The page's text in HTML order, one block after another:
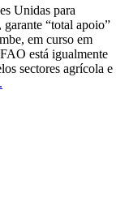
Unidas para
“total apoio”
em curso em
está igualmente
sectores agrícola e